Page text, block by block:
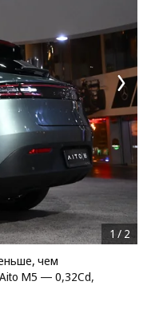
чем
M5 — 0,32Cd,
1 / 2